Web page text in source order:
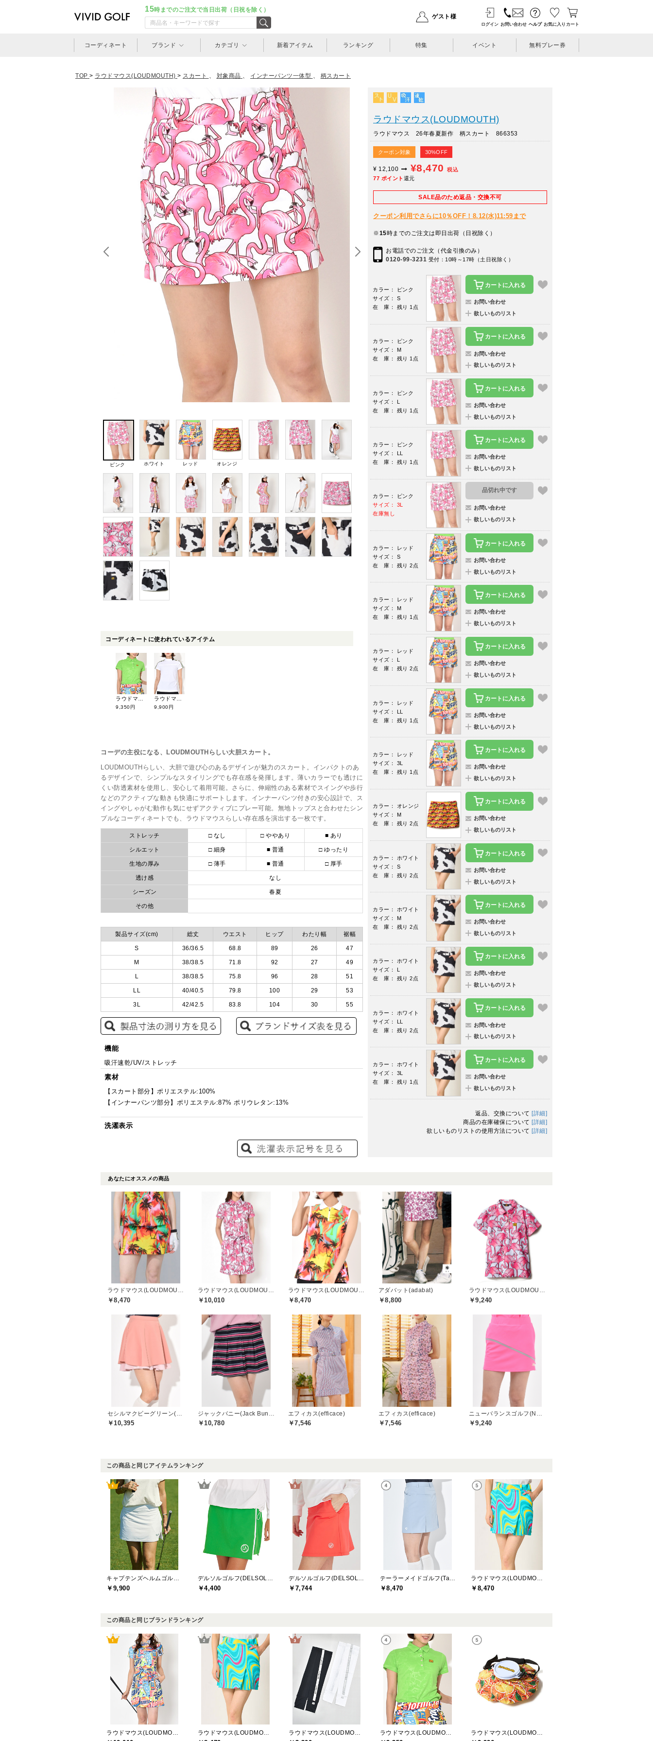
15時までのご注文で当日出荷（日祝を除く）
ゲスト様
ログイン お問い合わせ ヘルプ お気に入り カート
コーディネート ブランド カテゴリ 新着アイテム ランキング 特集 イベント 無料プレー券
TOP > ラウドマウス(LOUDMOUTH) > スカート 、 対象商品 、 インナーパンツ一体型 、 柄スカート
ピンク ホワイト レッド オレンジ
コーディネートに使われているアイテム
9,350円 9,900円
コーデの主役になる、LOUDMOUTHらしい大胆スカート。
LOUDMOUTHらしい、大胆で遊び心のあるデザインが魅力のスカート。インパクトのあ
るデザインで、シンプルなスタイリングでも存在感を発揮します。薄いカラーでも透けに
くい防透素材を使用し、安心して着用可能。さらに、伸縮性のある素材でスイングや歩行
などのアクティブな動きも快適にサポートします。インナーパンツ付きの安心設計で、ス
イングやしゃがむ動作も気にせずアクティブにプレー可能。無地トップスと合わせたシン
プルなコーディネートでも、ラウドマウスらしい存在感を演出する一枚です。
ストレッチ □ なし □ ややあり ■ あり
シルエット □ 細身 ■ 普通 □ ゆったり
生地の厚み □ 薄手 ■ 普通 □ 厚手
透け感 なし
シーズン 春夏
その他
製品サイズ(cm) 総丈 ウエスト ヒップ わたり幅 裾幅
S 36/36.5 68.8 89 26 47
M 38/38.5 71.8 92 27 49
L 38/38.5 75.8 96 28 51
LL 40/40.5 79.8 100 29 53
3L 42/42.5 83.8 104 30 55
機能
吸汗速乾/UV/ストレッチ
素材
【スカート部分】ポリエステル:100%
【インナーパンツ部分】ポリエステル:87% ポリウレタン:13%
洗濯表示
ラウドマウス(LOUDMOUTH)
ラウドマウス 26年春夏新作 柄スカート 866353
クーポン対象 30%OFF
¥ 12,100 ¥8,470
税込
77 ポイント 還元
SALE品のため返品・交換不可
クーポン利用でさらに10％OFF！8.12(水)11:59まで
※15時までのご注文は即日出荷（日祝除く）
お電話でのご注文（代金引換のみ）
0120-99-3231 受付：10時～17時（土日祝除く）
カラー： ピンク
サイズ： S
在 庫： 残り 1点
カートに入れる
お問い合わせ
欲しいものリスト
カラー： ピンク
サイズ： M
在 庫： 残り 1点
カートに入れる
お問い合わせ
欲しいものリスト
カラー： ピンク
サイズ： L
在 庫： 残り 1点
カートに入れる
お問い合わせ
欲しいものリスト
カラー： ピンク
サイズ： LL
在 庫： 残り 1点
カートに入れる
お問い合わせ
欲しいものリスト
カラー： ピンク
サイズ： 3L
在庫無し
品切れ中です
お問い合わせ
欲しいものリスト
カラー： レッド
サイズ： S
在 庫： 残り 2点
カートに入れる
お問い合わせ
欲しいものリスト
カラー： レッド
サイズ： M
在 庫： 残り 1点
カートに入れる
お問い合わせ
欲しいものリスト
カラー： レッド
サイズ： L
在 庫： 残り 2点
カートに入れる
お問い合わせ
欲しいものリスト
カラー： レッド
サイズ： LL
在 庫： 残り 1点
カートに入れる
お問い合わせ
欲しいものリスト
カラー： レッド
サイズ： 3L
在 庫： 残り 1点
カートに入れる
お問い合わせ
欲しいものリスト
カラー： オレンジ
サイズ： M
在 庫： 残り 2点
カートに入れる
お問い合わせ
欲しいものリスト
カラー： ホワイト
サイズ： S
在 庫： 残り 2点
カートに入れる
お問い合わせ
欲しいものリスト
カラー： ホワイト
サイズ： M
在 庫： 残り 2点
カートに入れる
お問い合わせ
欲しいものリスト
カラー： ホワイト
サイズ： L
在 庫： 残り 2点
カートに入れる
お問い合わせ
欲しいものリスト
カラー： ホワイト
サイズ： LL
在 庫： 残り 2点
カートに入れる
お問い合わせ
欲しいものリスト
カラー： ホワイト
サイズ： 3L
在 庫： 残り 1点
カートに入れる
お問い合わせ
欲しいものリスト
返品、交換について [詳細]
商品の在庫確保について [詳細]
欲しいものリストの使用方法について [詳細]
あなたにオススメの商品
ラウドマウス(LOUDMOUTH)
￥8,470
ラウドマウス(LOUDMOUTH)
￥10,010
ラウドマウス(LOUDMOUTH)
￥8,470
アダバット(adabat)
￥8,800
ラウドマウス(LOUDMOUTH)
￥9,240
￥10,395 ￥10,780
エフィカス(efficace)
￥7,546
エフィカス(efficace)
￥7,546 ￥9,240
この商品と同じアイテムランキング
￥9,900 ￥4,400 ￥7,744 ￥8,470 ￥8,470
この商品と同じブランドランキング